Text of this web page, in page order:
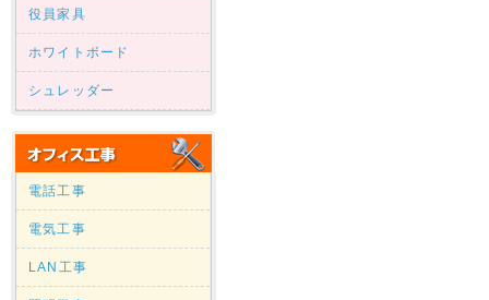
役員家具
ホワイトボード
シュレッダー
電話工事
電気工事
LAN工事